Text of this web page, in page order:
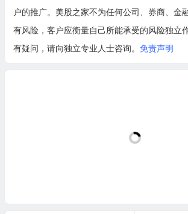
户的推广。美股之家不为任何公司、券商、金
有风险，客户应衡量自己所能承受的风险独立
有疑问，请向独立专业人士咨询。 免责声明